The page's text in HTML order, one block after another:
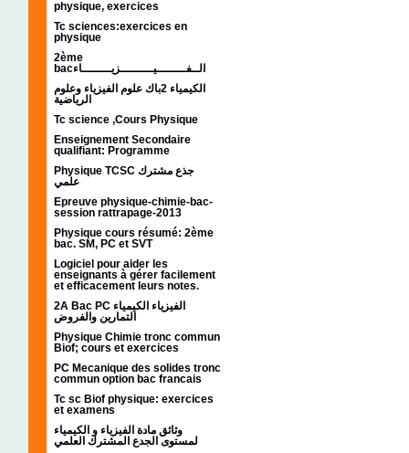
physique, exercices
Tc sciences:exercices en
physique
2ème
bacالــفــــــــيـــــــــزيــــــــاء
الكيمياء 2باك علوم الفيزياء وعلوم
الرياضية
Tc science ,Cours Physique
Enseignement Secondaire
qualifiant: Programme
Physique TCSC جذع مشترك
علمي
Epreuve physique-chimie-bac-
session rattrapage-2013
Physique cours résumé: 2ème
bac. SM, PC et SVT
Logiciel pour aider les
enseignants à gérer facilement
et efficacement leurs notes.
2A Bac PC الفيزياء الكيمياء
التمارين والفروض
Physique Chimie tronc commun
Biof; cours et exercices
PC Mecanique des solides tronc
commun option bac francais
Tc sc Biof physique: exercices
et examens
وثائق مادة الفيزياء و الكيمياء